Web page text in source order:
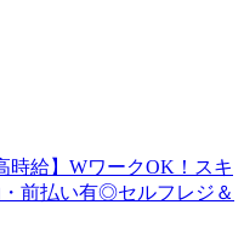
給】WワークOK！スキ
前払い有◎セルフレジ＆